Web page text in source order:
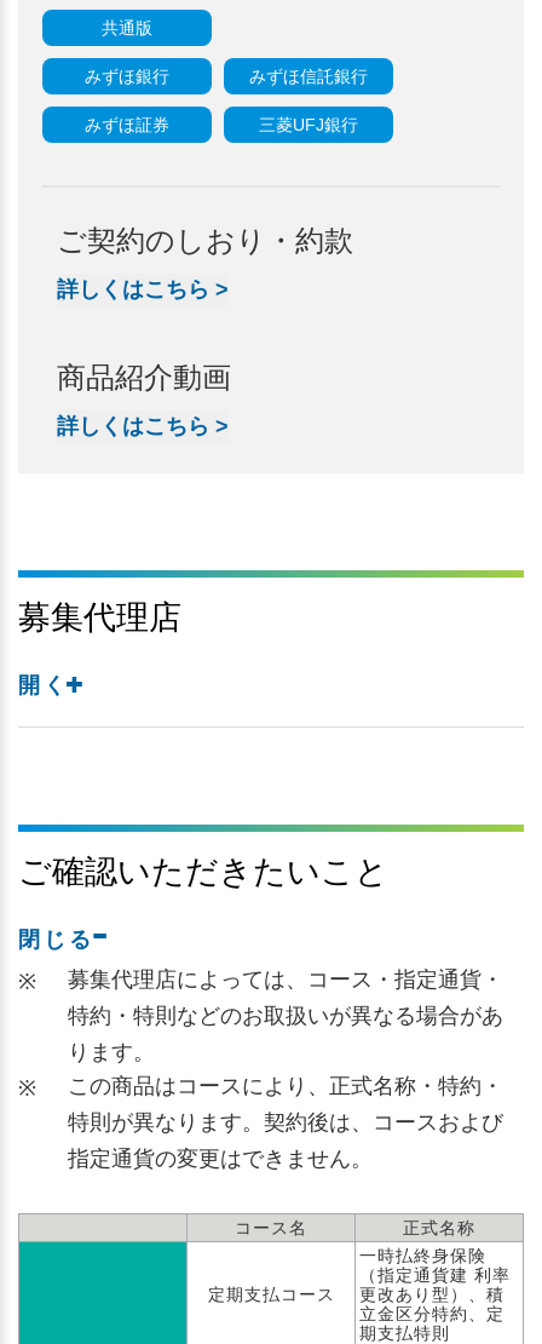
共通版
みずほ銀行 みずほ信託銀行
みずほ証券 三菱UFJ銀行
ご契約のしおり・約款
詳しくはこちら >
商品紹介動画
詳しくはこちら >
開く
募集代理店
閉じる
ご確認いただきたいこと
※
募集代理店によっては、コース・指定通貨・
特約・特則などのお取扱いが異なる場合があ
ります。
※
この商品はコースにより、正式名称・特約・
特則が異なります。契約後は、コースおよび
指定通貨の変更はできません。
コース名 正式名称
定期支払コース
一時払終身保険
（指定通貨建 利率
更改あり型）、積
立金区分特約、定
期支払特則